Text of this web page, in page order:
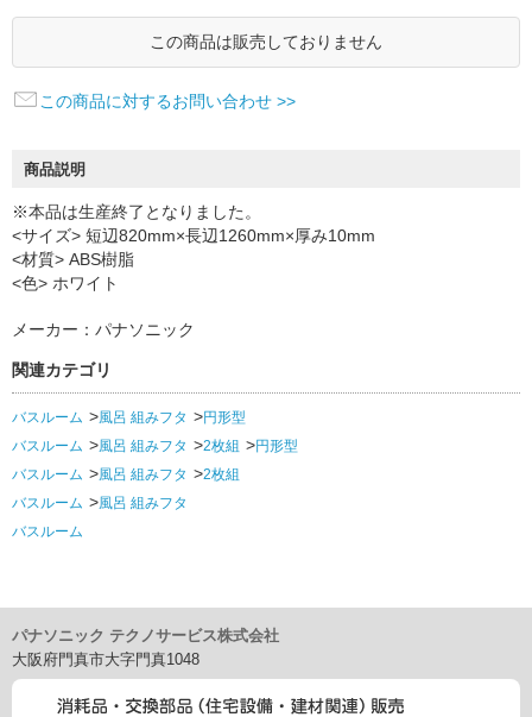
この商品は販売しておりません
この商品に対するお問い合わせ >>
商品説明
※本品は生産終了となりました。
<サイズ> 短辺820mm×長辺1260mm×厚み10mm
<材質> ABS樹脂
<色> ホワイト
メーカー：パナソニック
関連カテゴリ
バスルーム 風呂 組みフタ
円形型
バスルーム
風呂 組みフタ 2枚組
円形型
バスルーム
風呂 組みフタ
2枚組
バスルーム
風呂 組みフタ
バスルーム
パナソニック テクノサービス株式会社
大阪府門真市大字門真1048